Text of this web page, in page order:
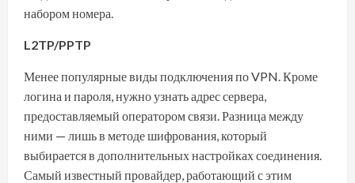
набором номера.
L2TP/PPTP
Менее популярные виды подключения по VPN. Кроме
логина и пароля, нужно узнать адрес сервера,
предоставляемый оператором связи. Разница между
ними — лишь в методе шифрования, который
выбирается в дополнительных настройках соединения.
Самый известный провайдер, работающий с этим